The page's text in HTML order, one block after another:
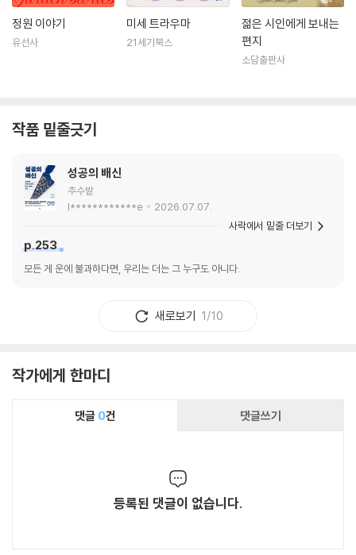
정원 이야기
유선사
미세 트라우마
21세기북스
젊은 시인에게 보내는
편지
소담출판사
작품 밑줄긋기
성공의 배신
추수밭
l************e
2026.07.07.
p.253
모든 게 운에 불과하다면, 우리는 더는 그 누구도 아니다.
사락에서 밑줄 더보기
새로보기 1/10
작가에게 한마디
댓글 0건 댓글쓰기
등록된 댓글이 없습니다.